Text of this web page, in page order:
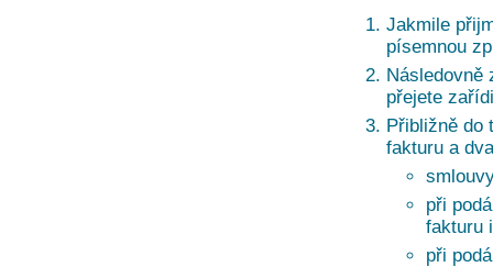
Jakmile
písemnou
Následovně
přejete
Přibližně do
fakturu a
při
fakturu
při